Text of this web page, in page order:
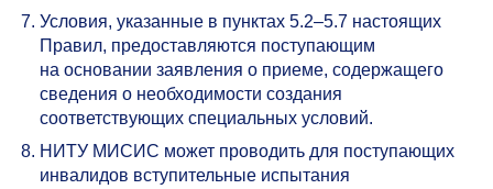
Условия, указанные в пунктах 5.2–5.7настоящих
Правил, предоставляются поступающим
на основании заявления о приеме, содержащего
сведения о необходимости создания
соответствующих специальных условий.
НИТУ МИСИС может проводить для поступающих
инвалидов вступительные испытания